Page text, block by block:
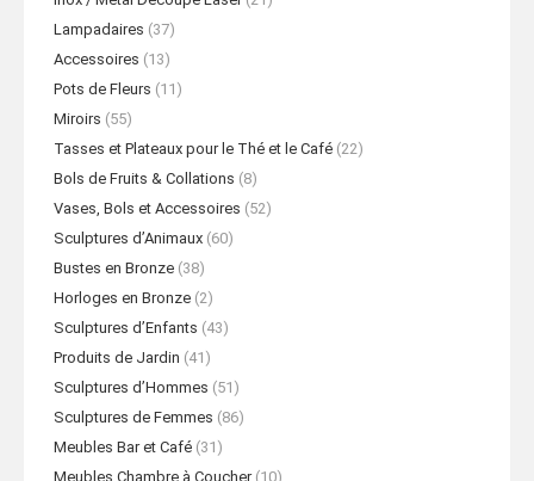
Lampadaires (37)
Accessoires (13)
Pots de Fleurs (11)
Miroirs (55)
Tasses et Plateaux pour le Thé et le Café (22)
Bols de Fruits & Collations (8)
Vases, Bols et Accessoires (52)
Sculptures d’Animaux (60)
Bustes en Bronze (38)
Horloges en Bronze (2)
Sculptures d’Enfants (43)
Produits de Jardin (41)
Sculptures d’Hommes (51)
Sculptures de Femmes (86)
Meubles Bar et Café (31)
Meubles Chambre à Coucher (10)